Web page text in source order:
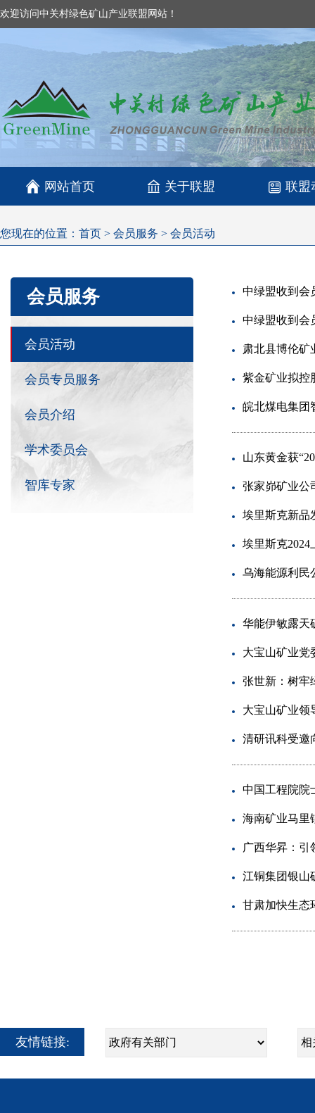
欢迎访问中关村绿色矿山产业联盟网站！
 网站首页 关于联盟 联盟
您现在的位置： 首页 > 会员服务 > 会员活动
会员服务
会员活动
会员专员服务
会员介绍
学术委员会
智库专家
中绿盟收到会
中绿盟收到会
肃北县博伦矿
紫金矿业拟控
皖北煤电集团
山东黄金获
张家峁矿业公
埃里斯克新品
埃里斯克2024
乌海能源利民
华能伊敏露天
大宝山矿业党
张世新：树牢
大宝山矿业领
清研讯科受邀
中国工程院院
海南矿业马里
广西华昇：引
江铜集团银山
甘肃加快生态
友情链接: